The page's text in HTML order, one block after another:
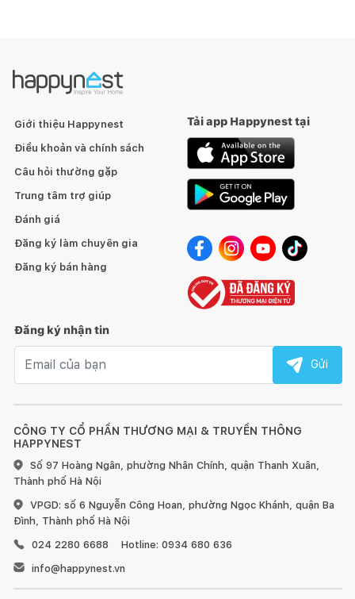
CÔNG TY CỔ PHẦN THƯƠNG MẠI & TRUYỀN THÔNG
HAPPYNEST
Số 97 Hoàng Ngân, phường Nhân Chính, quận Thanh Xuân,
Thành phố Hà Nội
VPGD: số 6 Nguyễn Công Hoan, phường Ngọc Khánh, quận Ba
Đình, Thành phố Hà Nội
024 2280 6688
Hotline: 0934 680 636
info@happynest.vn
Giới thiệu Happynest
Điều khoản và chính sách
Câu hỏi thường gặp
Trung tâm trợ giúp
Đánh giá
Đăng ký làm chuyên gia
Đăng ký bán hàng
Tải app Happynest tại
Đăng ký nhận tin
Gửi